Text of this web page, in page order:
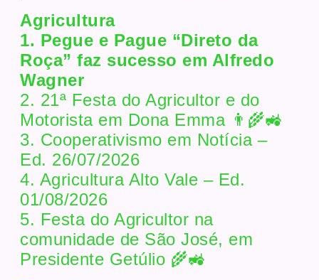
Agricultura
1. Pegue e Pague “Direto da
Roça” faz sucesso em Alfredo
Wagner
2. 21ª Festa do Agricultor e do
Motorista em Dona Emma 👨‍🌾🚜
3. Cooperativismo em Notícia –
Ed. 26/07/2026
4. Agricultura Alto Vale – Ed.
01/08/2026
5. Festa do Agricultor na
comunidade de São José, em
Presidente Getúlio 🌾🚜